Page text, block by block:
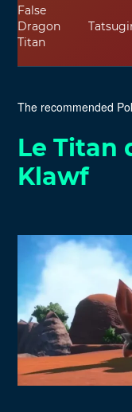
False
Dragon
Titan
The recommended
Le Titan
Klawf